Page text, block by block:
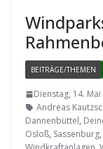
BEITRÄGE/THEMEN
Dienstag, 14. Mai
Andreas
Dannenbüttel,
Osloß, Sassenburg,